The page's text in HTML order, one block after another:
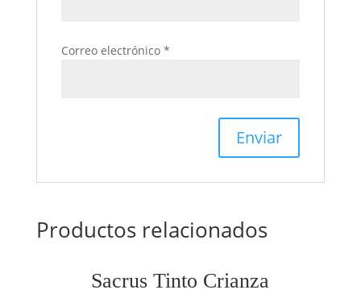
Correo electrónico *
Productos relacionados
Sacrus Tinto Crianza